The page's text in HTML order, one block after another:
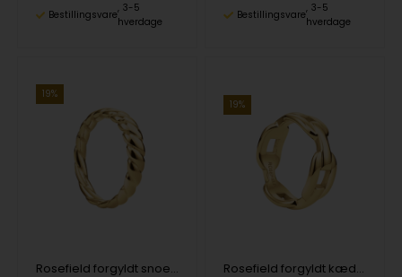
Bestillingsvare
3-5
hverdage
Bestillingsvare
3-5
hverdage
19%
Rosefield forgyldt snoet ring
19%
Rosefield forgyldt kædering